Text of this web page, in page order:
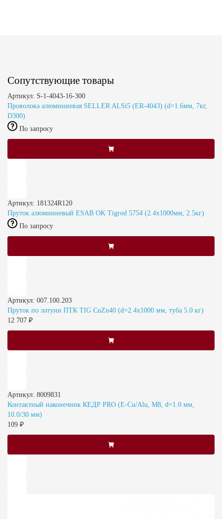
Сопутствующие товары
Артикул: S-1-4043-16-300
Проволока алюминиевая SELLER ALSi5 (ER-4043) (d=1.6мм, 7кг,
D300)
По запросу
Артикул: 181324R120
Пруток алюминиевый ESAB OK Tigrod 5754 (2.4x1000мм, 2.5кг)
По запросу
Артикул: 007.100.203
Пруток по латуни ПТК TIG CuZn40 (d=2.4x1000 мм, туба 5.0 кг)
12 707 ₽
Артикул: 8009831
Контактный наконечник КЕДР PRO (E-Cu/Alu, М8, d=1.0 мм,
10.0/30 мм)
109 ₽